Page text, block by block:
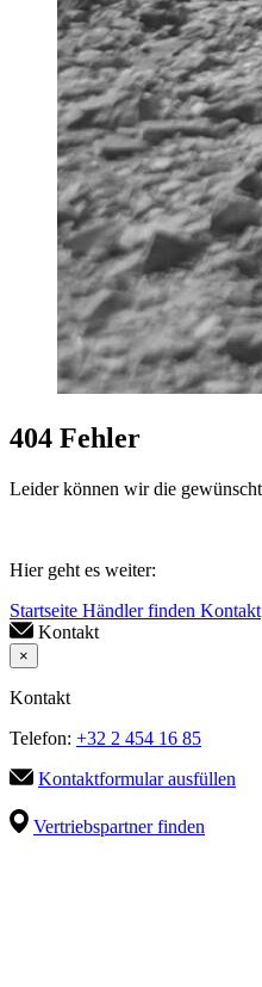
404 Fehler
Leider können wir die
Hier geht es weiter:
Startseite Händler finden Kontakt
Kontakt
×
Kontakt
Telefon: +32 2 454 16 85
Kontaktformular ausfüllen
Vertriebspartner finden